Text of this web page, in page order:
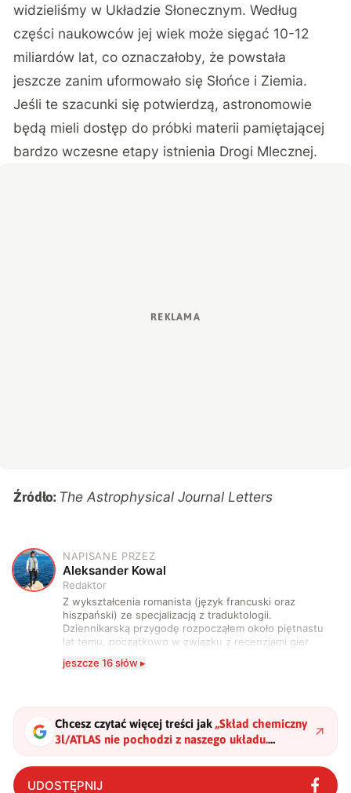
widzieliśmy w Układzie Słonecznym. Według
części naukowców jej wiek może sięgać 10-12
miliardów lat, co oznaczałoby, że powstała
jeszcze zanim uformowało się Słońce i Ziemia.
Jeśli te szacunki się potwierdzą, astronomowie
będą mieli dostęp do próbki materii pamiętającej
bardzo wczesne etapy istnienia Drogi Mlecznej.
Źródło: The Astrophysical Journal Letters
A
NAPISANE PRZEZ
Aleksander Kowal
Redaktor
Z wykształcenia romanista (język francuski oraz
hiszpański) ze specjalizacją z traduktologii.
Dziennikarską przygodę rozpocząłem około piętnastu
lat temu, początkowo w związku z recenzjami gier
komputerowych i filmów. Obecnie publikuję
zdecydowanie częściej na tematy związane z nauką
także uprawiać oraz oglądać sport.
jeszcze 16 słów ▸
Chcesz czytać więcej treści jak „Skład chemiczny
3l/ATLAS nie pochodzi z naszego układu.
Zagadka tego obiektu stała się jeszcze bardziej
skomplikowana"?
UDOSTĘPNIJ